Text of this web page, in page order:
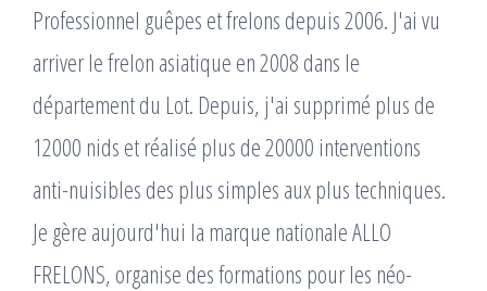
Professionnel guêpes et frelons depuis 2006. J'ai vu
arriver le frelon asiatique en 2008 dans le
département du Lot. Depuis, j'ai supprimé plus de
12000 nids et réalisé plus de 20000 interventions
anti-nuisibles des plus simples aux plus techniques.
Je gère aujourd'hui la marque nationale ALLO
FRELONS, organise des formations pour les néo-